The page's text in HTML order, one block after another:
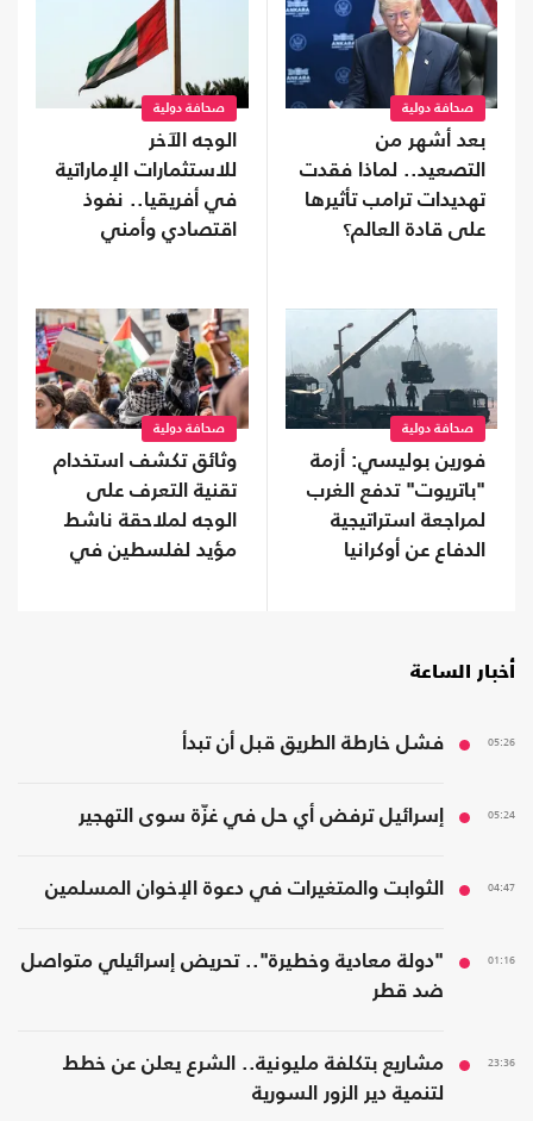
صحافة دولية
بعد أشهر من
التصعيد.. لماذا فقدت
تهديدات ترامب تأثيرها
على قادة العالم؟
صحافة دولية
الوجه الآخر
للاستثمارات الإماراتية
في أفريقيا.. نفوذ
اقتصادي وأمني
صحافة دولية
فورين بوليسي: أزمة
"باتريوت" تدفع الغرب
لمراجعة استراتيجية
الدفاع عن أوكرانيا
صحافة دولية
وثائق تكشف استخدام
تقنية التعرف على
الوجه لملاحقة ناشط
مؤيد لفلسطين في
أخبار الساعة
05:26 فشل خارطة الطريق قبل أن تبدأ
05:24 إسرائيل ترفض أي حل في غزّة سوى التهجير
04:47 الثوابت والمتغيرات في دعوة الإخوان المسلمين
01:16
"دولة معادية وخطيرة".. تحريض إسرائيلي متواصل
ضد قطر
23:36
مشاريع بتكلفة مليونية.. الشرع يعلن عن خطط
لتنمية دير الزور السورية